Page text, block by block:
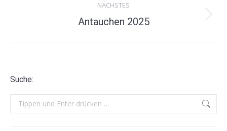
NÄCHSTES
Nächstes
Antauchen 2025
Suche:
Search: